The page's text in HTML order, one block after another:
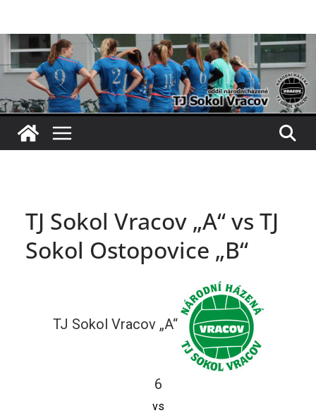
obsah
TJ Sokol Vracov „A“ vs TJ
Sokol Ostopovice „B“
TJ Sokol Vracov „A“
6
vs